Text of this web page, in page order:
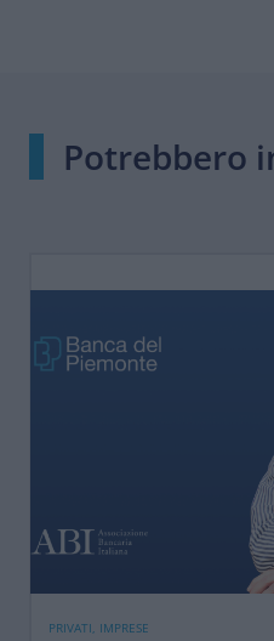
Potrebbero
PRIVATI, IMPRESE